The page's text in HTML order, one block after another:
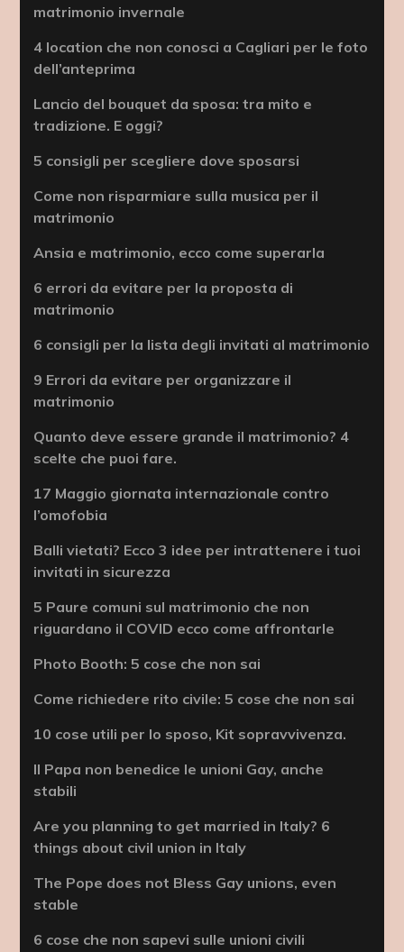
matrimonio invernale
4 location che non conosci a Cagliari per le foto
dell’anteprima
Lancio del bouquet da sposa: tra mito e
tradizione. E oggi?
5 consigli per scegliere dove sposarsi
Come non risparmiare sulla musica per il
matrimonio
Ansia e matrimonio, ecco come superarla
6 errori da evitare per la proposta di
matrimonio
6 consigli per la lista degli invitati al matrimonio
9 Errori da evitare per organizzare il
matrimonio
Quanto deve essere grande il matrimonio? 4
scelte che puoi fare.
17 Maggio giornata internazionale contro
l’omofobia
Balli vietati? Ecco 3 idee per intrattenere i tuoi
invitati in sicurezza
5 Paure comuni sul matrimonio che non
riguardano il COVID ecco come affrontarle
Photo Booth: 5 cose che non sai
Come richiedere rito civile: 5 cose che non sai
10 cose utili per lo sposo, Kit sopravvivenza.
Il Papa non benedice le unioni Gay, anche
stabili
Are you planning to get married in Italy? 6
things about civil union in Italy
The Pope does not Bless Gay unions, even
stable
6 cose che non sapevi sulle unioni civili